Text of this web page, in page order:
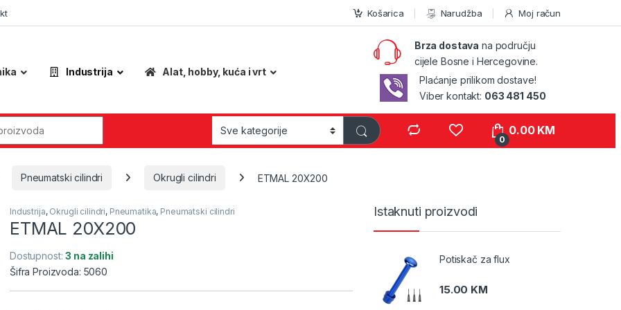
Košarica Narudžba Moj račun
Industrija Alat, hobby, kuća i vrt
Brza dostava na području
cijele Bosne i Hercegovine.
Plaćanje prilikom dostave!
Viber kontakt: 063 481 450
0
0.00 KM
Pneumatski cilindri Okrugli cilindri ETMAL 20X200
Industrija, Okrugli cilindri, Pneumatika, Pneumatski cilindri
ETMAL 20X200
Dostupnost:3 na zalihi
Šifra Proizvoda: 5060
Istaknuti proizvodi
Potiskač za flux
15.00 KM